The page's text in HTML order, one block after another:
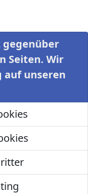
gegenüber
Seiten. Wir
auf unseren